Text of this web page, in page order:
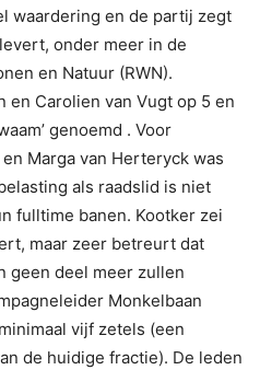
waardering en de partij zegt
onder meer in de
en Natuur (RWN).
en Carolien van Vugt op 5 en
genoemd . Voor
Marga van Herteryck was
als raadslid is niet
fulltime banen. Kootker zei
maar zeer betreurt dat
geen deel meer zullen
Monkelbaan
vijf zetels (een
de huidige fractie). De leden